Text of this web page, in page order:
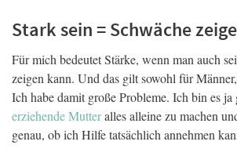
Stark sein = Schwäche
Für mich bedeutet Stärke, wenn man auch
zeigen kann. Und das gilt sowohl für
Ich habe damit große Probleme. Ich bin es ja
erziehende Mutteralles alleine zu machen
genau, ob ich Hilfe tatsächlich annehmen